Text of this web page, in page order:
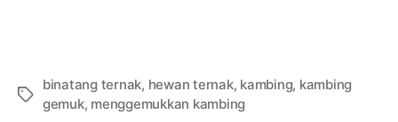
Tags
binatang ternak, hewan ternak, kambing, kambing
gemuk, menggemukkan kambing